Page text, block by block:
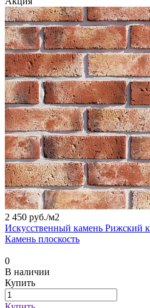
2 450 руб./м2
Искусственный камень Рижский
Камень плоскость
0
В наличии
Купить